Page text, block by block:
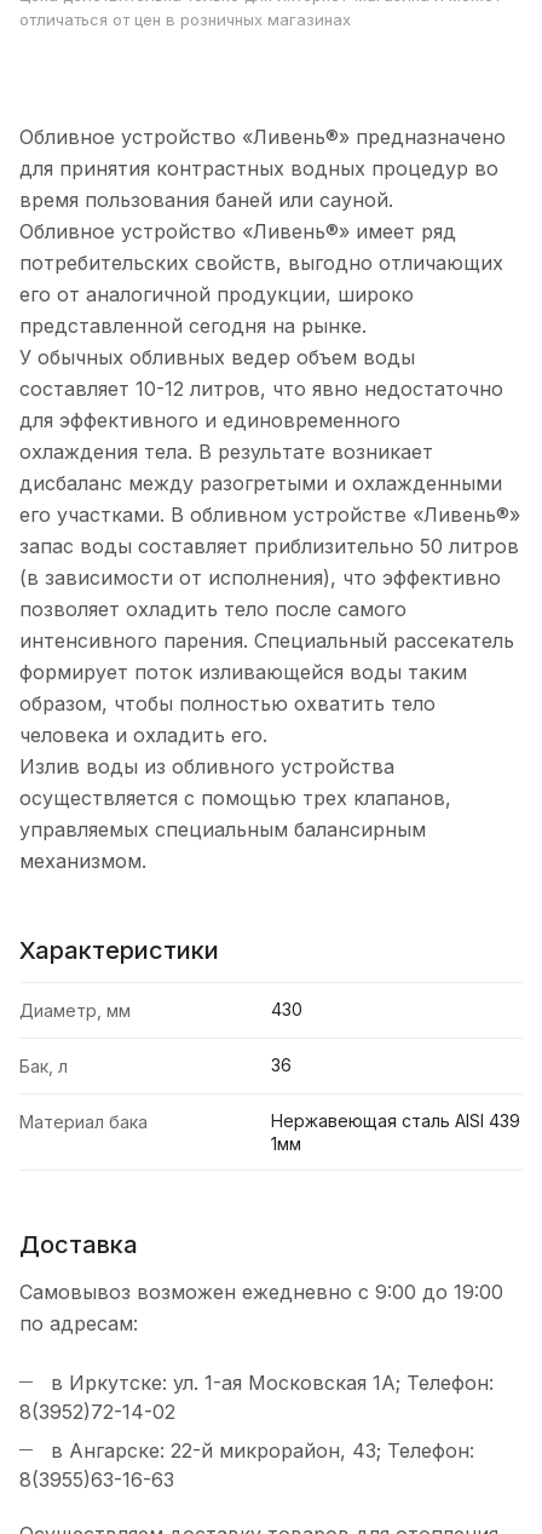
отличаться от цен в розничных магазинах
Обливное устройство «Ливень®» предназначено
для принятия контрастных водных процедур во
время пользования баней или сауной.
Обливное устройство «Ливень®» имеет ряд
потребительских свойств, выгодно отличающих
его от аналогичной продукции, широко
представленной сегодня на рынке.
У обычных обливных ведер объем воды
составляет 10-12 литров, что явно недостаточно
для эффективного и единовременного
охлаждения тела. В результате возникает
дисбаланс между разогретыми и охлажденными
его участками. В обливном устройстве «Ливень®»
запас воды составляет приблизительно 50 литров
(в зависимости от исполнения), что эффективно
позволяет охладить тело после самого
интенсивного парения. Специальный рассекатель
формирует поток изливающейся воды таким
образом, чтобы полностью охватить тело
человека и охладить его.
Излив воды из обливного устройства
осуществляется с помощью трех клапанов,
управляемых специальным балансирным
механизмом.
Характеристики
Диаметр, мм 430
Бак, л 36
Материал бака
Нержавеющая сталь AISI 439
1мм
Доставка
Самовывоз возможен ежедневно с 9:00 до 19:00
по адресам:
в Иркутске: ул. 1-ая Московская 1А; Телефон:
8(3952)72-14-02
в Ангарске: 22-й микрорайон, 43; Телефон:
8(3955)63-16-63